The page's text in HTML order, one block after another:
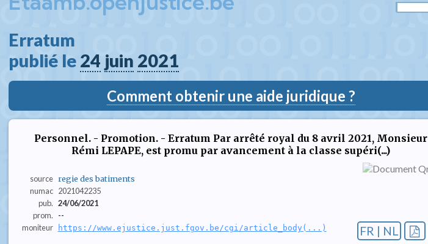
Erratum
publié le 24 juin 2021
Comment obtenir une aide juridique ?
Personnel. - Promotion. - Erratum Par arrêté royal du 8 avril 2021, Monsieur
Rémi LEPAPE, est promu par avancement à la classe supéri(...)
source regie des batiments
numac 2021042235
pub. 24/06/2021
prom.
--
moniteur
https://www.ejustice.just.fgov.be/cgi/article_body(...) FR | NL